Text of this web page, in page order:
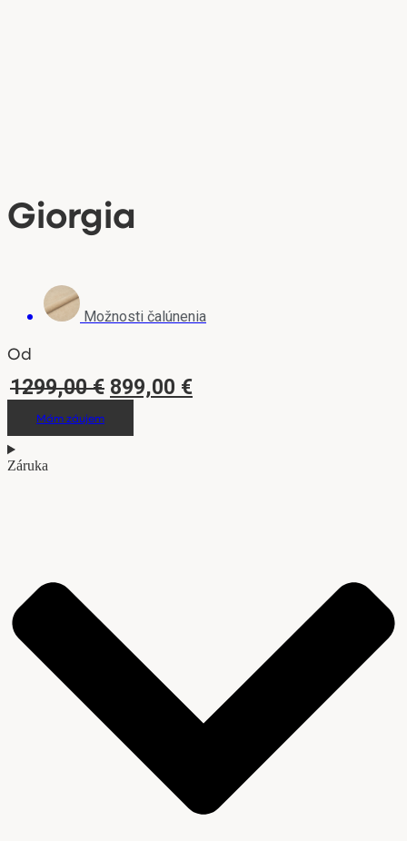
Giorgia
Možnosti čalúnenia
Od
1299,00€ Pôvodná
bola:
899,00 €Aktuálna
Mám záujem
Záruka